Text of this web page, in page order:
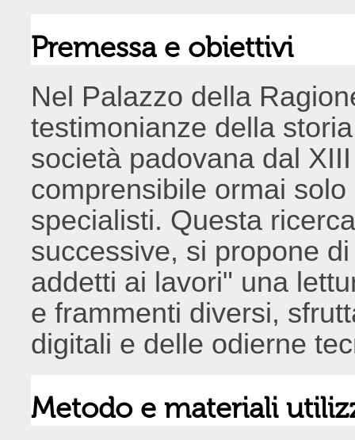
Premessa e obiettivi
Nel Palazzo della
testimonianze della
società padovana dal
comprensibile ormai
specialisti. Questa
successive, si propone
addetti ai lavori" una
e frammenti diversi,
digitali e delle odierne
Metodo e materiali